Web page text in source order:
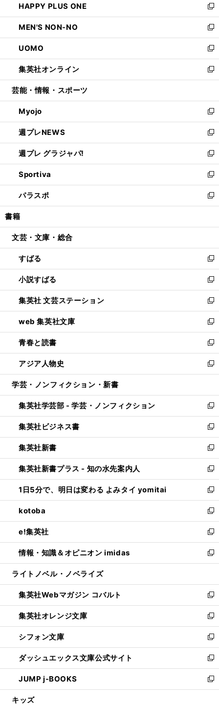
く
で
開
く
ド
ウ
で
開
く
ィ
ン
ド
ウ
で
開
く
い
ウ
ィ
ン
ド
ウ
で
開
HAPPY PLUS ONE
新
し
い
ウ
ィ
ン
ド
ウ
開
く
MEN'S NON-NO
新
し
い
ウ
ィ
ン
ウ
で
開
く
UOMO
新
し
い
ウ
ン
ド
ウ
で
開
く
集英社オンライン
新
し
ウ
ィ
ン
ド
ウ
で
開
く
芸能・情報・スポーツ
Myojo
新
し
い
ウ
ィ
ン
ド
ウ
で
開
週プレNEWS
新
し
い
ウ
ィ
ン
ド
ウ
開
週プレ グラジャパ!
新
し
い
ウ
ィ
ン
ウ
開
く
Sportiva
新
し
い
ウ
ン
ウ
で
開
く
パラスポ
新
し
ウ
ン
ド
ウ
で
開
く
書籍
文芸・文庫・総合
すばる
新
し
い
ウ
ィ
ン
ド
ウ
で
開
く
小説すばる
新
し
い
ウ
ィ
ン
ド
ウ
で
開
集英社 文芸ステーション
新
し
い
ウ
ィ
ン
ド
ウ
開
く
web 集英社文庫
新
し
い
ウ
ィ
ン
ウ
で
開
く
青春と読書
新
し
い
ウ
ン
ド
ウ
で
開
く
アジア人物史
新
し
ウ
ィ
ン
ド
ウ
で
開
く
学芸・ノンフィクション・新書
集英社学芸部 - 学芸・ノンフィクション
新
し
い
ウ
ィ
ン
ド
ウ
で
開
く
集英社ビジネス書
新
し
い
ウ
ィ
ン
ド
ウ
で
開
く
集英社新書
新
し
い
ウ
ィ
ン
ド
ウ
で
開
く
集英社新書プラス - 知の水先案内人
新
し
い
ウ
ィ
ン
ド
ウ
で
開
1日5分で、明日は変わる よみタイ yomitai
新
し
い
ウ
ィ
ン
ド
ウ
開
く
kotoba
新
し
い
ウ
ィ
ン
ウ
で
開
く
e!集英社
新
し
い
ウ
ン
ド
ウ
で
開
く
情報・知識＆オピニオン imidas
新
し
ウ
ィ
ン
ド
ウ
で
開
く
ライトノベル・ノベライズ
集英社Webマガジン コバルト
新
し
い
ウ
ィ
ン
ド
ウ
で
開
集英社オレンジ文庫
新
し
い
ウ
ィ
ン
ド
ウ
シフォン文庫
新
し
い
ウ
ィ
ン
ダッシュエックス文庫公式サイト
新
し
い
ウ
JUMP j-BOOKS
新
し
キッズ